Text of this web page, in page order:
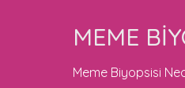
MEME
Meme Biyopsisi